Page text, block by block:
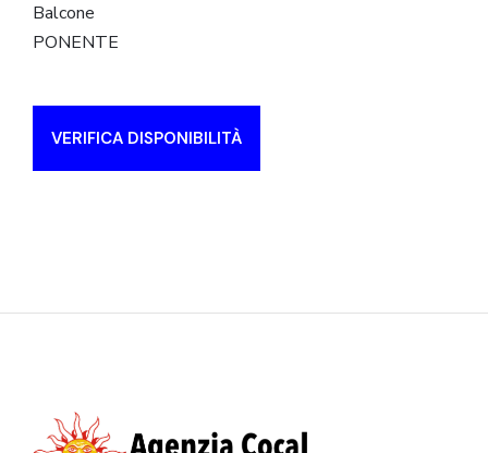
Balcone
PONENTE
VERIFICA DISPONIBILITÀ